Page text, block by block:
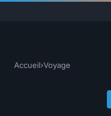
Accueil›Voyage